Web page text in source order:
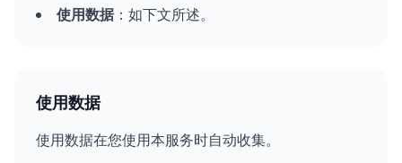
使用数据：如下文所述。
使用数据
使用数据在您使用本服务时自动收集。